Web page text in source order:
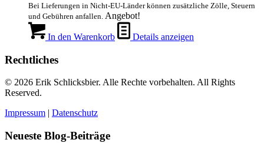
Bei Lieferungen in Nicht-EU-Länder können zusätzliche Zölle, Steuern
und Gebühren anfallen. Angebot!
In den Warenkorb Details anzeigen
Rechtliches
© 2026 Erik Schlicksbier. Alle Rechte vorbehalten. All Rights
Reserved.
Impressum | Datenschutz
Neueste Blog-Beiträge